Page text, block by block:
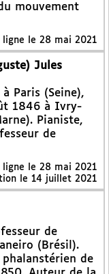
mouvement
le 28 mai 2021
Jules
Paris (Seine),
1846 à Ivry-
Pianiste,
de
le 28 mai 2021
le 14 juillet 2021
de
(Brésil).
de